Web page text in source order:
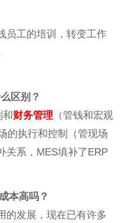
员工的培训，转变工作
区别？
和财务管理 （管钱和宏观
的执行和控制（管现场
关系，MES填补了ERP
本高吗？
的发展，现在已有许多